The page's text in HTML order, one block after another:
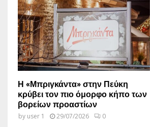
Η «Μπριγκάντα» στην Πεύκη
κρύβει τον πιο όμορφο κήπο των
βορείων προαστίων
by user 1 29/07/2026 0